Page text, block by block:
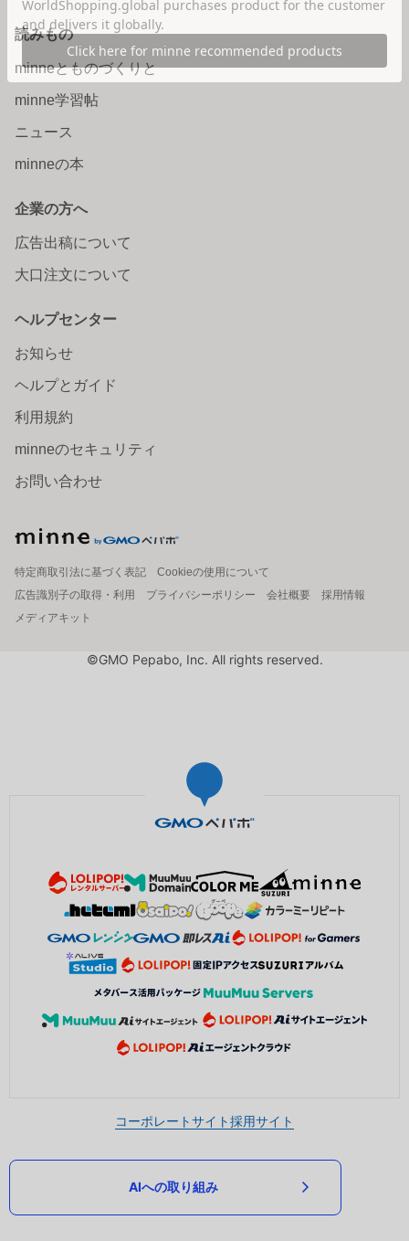
読みもの
minneとものづくりと
minne学習帖
ニュース
minneの本
企業の方へ
広告出稿について
大口注文について
ヘルプセンター
お知らせ
ヘルプとガイド
利用規約
minneのセキュリティ
お問い合わせ
特定商取引法に基づく表記
Cookieの使用について
広告識別子の取得・利用
プライバシーポリシー 会社概要
採用情報
メディアキット
©GMO Pepabo, Inc. All rights reserved.
コーポレートサイト採用サイト
AIへの取り組み